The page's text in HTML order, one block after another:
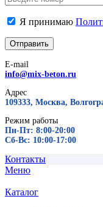
Я принимаю
E-mail
info@mix-beton.ru
Адрес
109333, Москва,
Режим работы
Пн-Пт: 8:00-20:00
Сб-Вс: 10:00-17:00
Контакты
Меню
Каталог